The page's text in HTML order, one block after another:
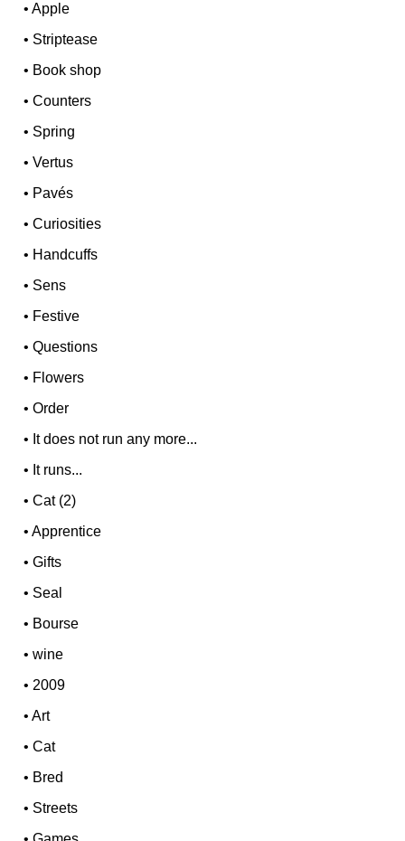
•Apple
• Striptease
• Book shop
•Counters
• Spring
•Vertus
• Pavés
•Curiosities
• Handcuffs
• Sens
• Festive
•Questions
• Flowers
•Order
• It does not run any more...
• It runs...
•Cat (2)
•Apprentice
•Gifts
• Seal
• Bourse
•wine
• 2009
•Art
•Cat
• Bred
• Streets